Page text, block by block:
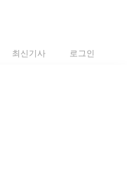
최신기사 로그인